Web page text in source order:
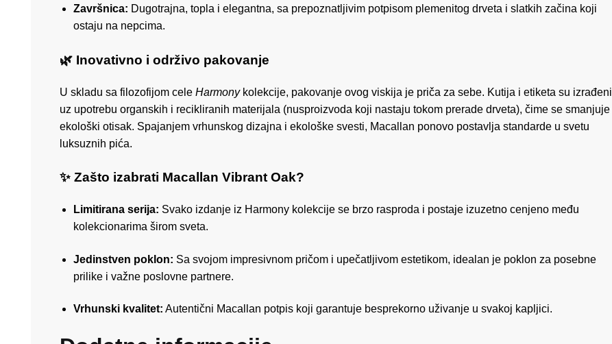
Završnica: Dugotrajna, topla i elegantna, sa prepoznatljivim potpisom plemenitog drveta i slatkih začina koji
ostaju na nepcima.
🌿 Inovativno i održivo pakovanje
U skladu sa filozofijom cele Harmonykolekcije, pakovanje ovog viskija je priča za sebe. Kutija i etiketa su izrađeni
uz upotrebu organskih i recikliranih materijala (nusproizvoda koji nastaju tokom prerade drveta), čime se smanjuje
ekološki otisak. Spajanjem vrhunskog dizajna i ekološke svesti, Macallan ponovo postavlja standarde u svetu
luksuznih pića.
✨ Zašto izabrati Macallan Vibrant Oak?
Limitirana serija: Svako izdanje iz Harmony kolekcije se brzo rasproda i postaje izuzetno cenjeno među
kolekcionarima širom sveta.
Jedinstven poklon: Sa svojom impresivnom pričom i upečatljivom estetikom, idealan je poklon za posebne
prilike i važne poslovne partnere.
Vrhunski kvalitet: Autentični Macallan potpis koji garantuje besprekorno uživanje u svakoj kapljici.